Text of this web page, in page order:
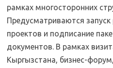
рамках многосторонних
Предусматриваются
проектов и подписание
документов. В рамках
Кыргызстана, бизнес-